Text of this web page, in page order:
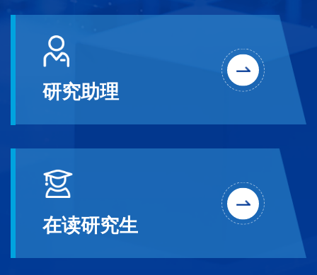
研究助理
在读研究生